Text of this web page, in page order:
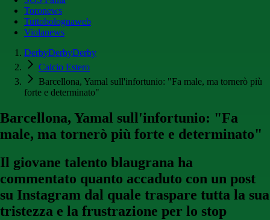
Toronews
Tuttobolognaweb
Violanews
DerbyDerbyDerby
Calcio Estero
Barcellona, Yamal sull'infortunio: "Fa male, ma tornerò più
forte e determinato"
Barcellona, Yamal sull'infortunio: "Fa
male, ma tornerò più forte e determinato"
Il giovane talento blaugrana ha
commentato quanto accaduto con un post
su Instagram dal quale traspare tutta la sua
tristezza e la frustrazione per lo stop